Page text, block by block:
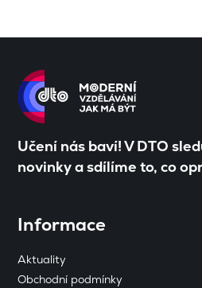
Učení nás baví! V DTO
novinky a sdílíme to, co
Informace
Aktuality
Obchodní podmínky